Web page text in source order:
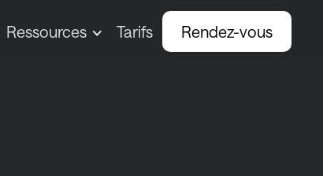
Ressources Tarifs Rendez-vous